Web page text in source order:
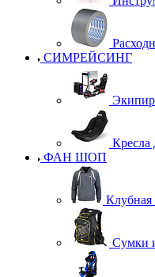
СИМРЕЙСИНГ
Кресла
ФАН ШОП
Клубная
Сумки